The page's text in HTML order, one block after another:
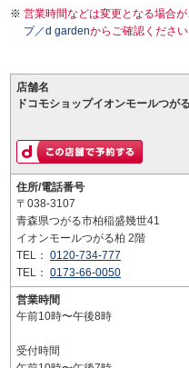
営業時間などは変更となる場合
プ／d gardenからご確認ください
店舗名
ドコモショップイオンモールつが
住所/電話番号
〒038-3107
青森県つがる市柏稲盛幾世41
イオンモールつがる柏 2階
TEL： 0120-734-777
TEL： 0173-66-0050
営業時間
午前10時〜午後8時
受付時間